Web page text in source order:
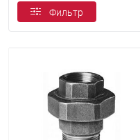
Фильтр